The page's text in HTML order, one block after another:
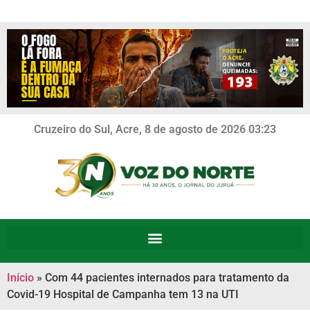
Cruzeiro do Sul, Acre, 8 de agosto de 2026 03:23
Início » Com 44 pacientes internados para tratamento da
Covid-19 Hospital de Campanha tem 13 na UTI